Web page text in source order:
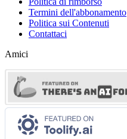
Termini dell'abbonamento
Politica sui Contenuti
Contattaci
Amici